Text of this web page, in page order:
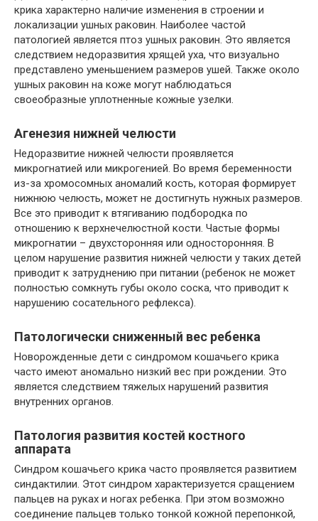
крика характерно наличие изменения в строении и
локализации ушных раковин. Наиболее частой
патологией является птоз ушных раковин. Это является
следствием недоразвития хрящей уха, что визуально
представлено уменьшением размеров ушей. Также около
ушных раковин на коже могут наблюдаться
своеобразные уплотненные кожные узелки.
Агенезия нижней челюсти
Недоразвитие нижней челюсти проявляется
микрогнатией или микрогенией. Во время беременности
из-за хромосомных аномалий кость, которая формирует
нижнюю челюсть, может не достигнуть нужных размеров.
Все это приводит к втягиванию подбородка по
отношению к верхнечелюстной кости. Частые формы
микрогнатии – двухсторонняя или односторонняя. В
целом нарушение развития нижней челюсти у таких детей
приводит к затруднению при питании (ребенок не может
полностью сомкнуть губы около соска, что приводит к
нарушению сосательного рефлекса).
Патологически сниженный вес ребенка
Новорожденные дети с синдромом кошачьего крика
часто имеют аномально низкий вес при рождении. Это
является следствием тяжелых нарушений развития
внутренних органов.
Патология развития костей костного
аппарата
Синдром кошачьего крика часто проявляется развитием
синдактилии. Этот синдром характеризуется сращением
пальцев на руках и ногах ребенка. При этом возможно
соединение пальцев только тонкой кожной перепонкой,